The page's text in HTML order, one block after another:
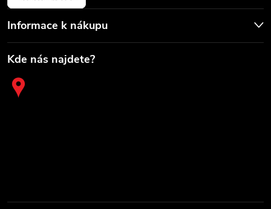
Informace k nákupu
Kde nás najdete?